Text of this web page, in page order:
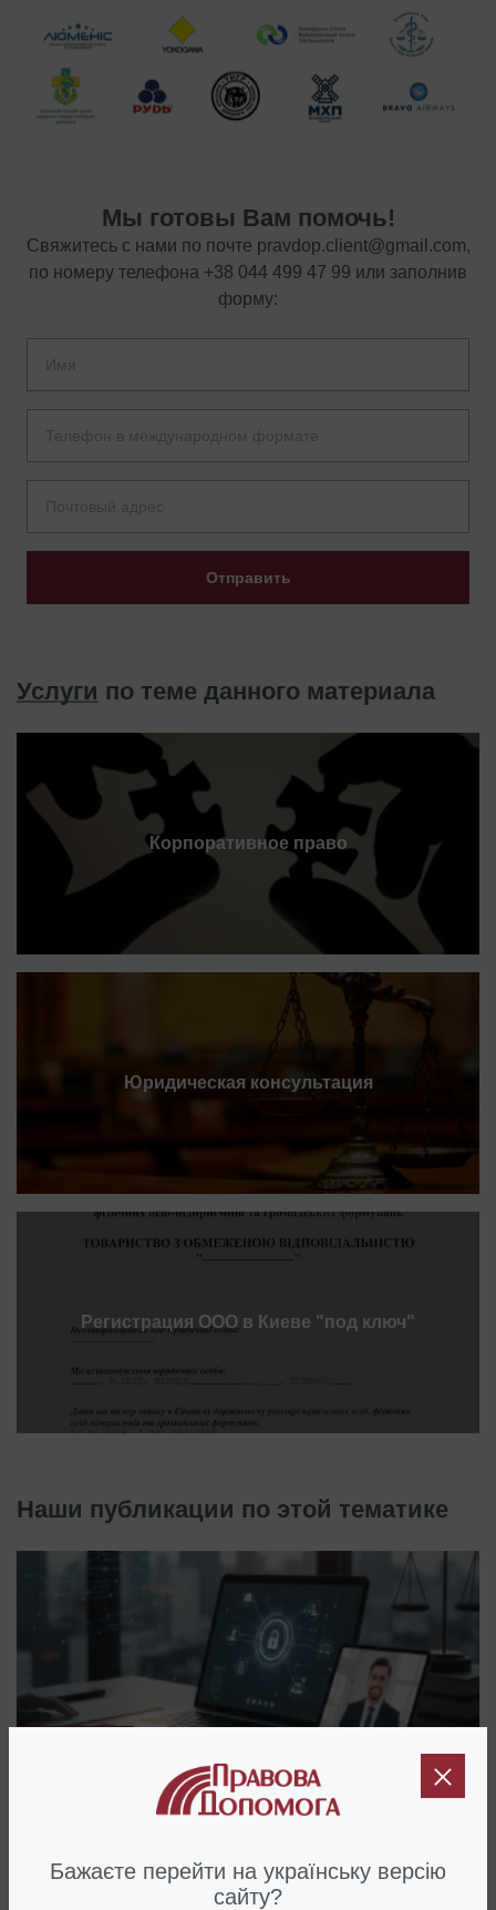
Мы готовы Вам помочь!
Свяжитесь с нами по почте pravdop.client@gmail.com,
по номеру телефона +38 044 499 47 99 или заполнив
форму:
Отправить
Услуги по теме данного материала
Корпоративное право
Юридическая консультация
Регистрация ООО в Киеве "под ключ"
Наши публикации по этой тематике
Как правильно выбрать юридические услуги онлайн
Бажаєте перейти на українську версію
сайту?